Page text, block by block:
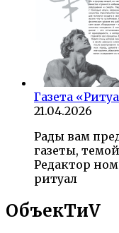
Газета
21.04.2026
Рады вам
газеты,
Редактор
ритуал
ОбъекTиV